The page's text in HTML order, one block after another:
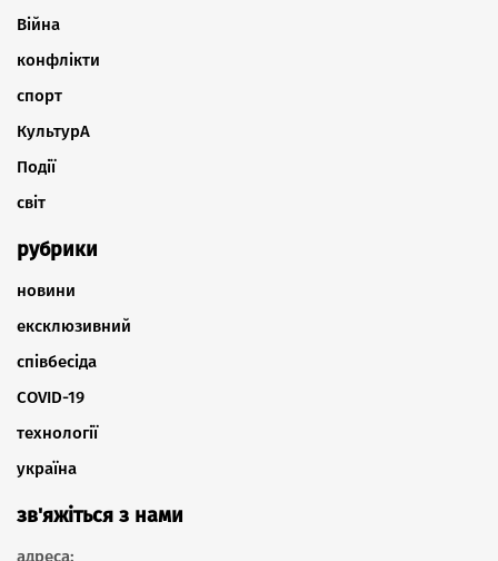
Війна
конфлікти
спорт
КультурА
Події
світ
рубрики
новини
ексклюзивний
співбесіда
COVID-19
технології
україна
зв'яжіться з нами
адреса: